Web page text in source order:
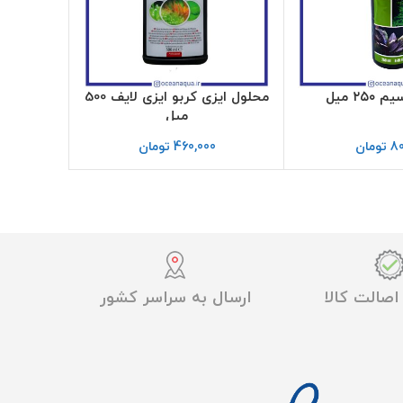
میل
تومان
محلول ایزی کربو ایزی لایف 500
میل
460,000 تومان
کالا ارسال به سراسر کشور